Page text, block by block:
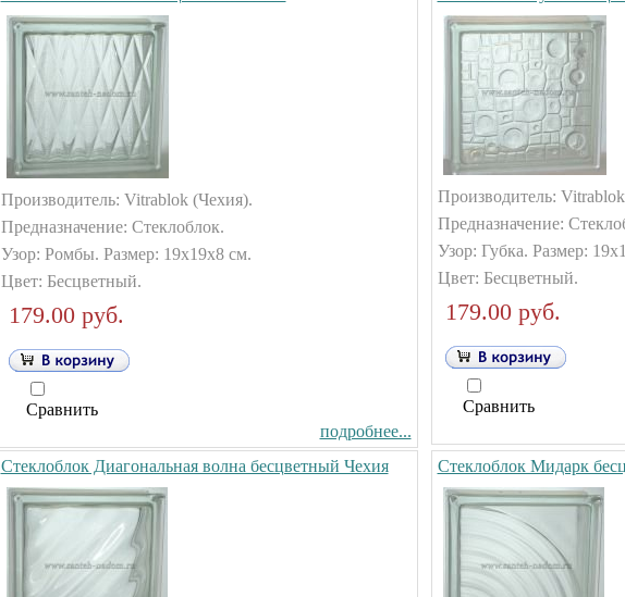
Производитель: Vitrablok (Чехия).
Предназначение: Стеклоблок.
Узор: Ромбы. Размер: 19х19х8 см.
Цвет: Бесцветный.
179.00 руб.
Сравнить
подробнее...
Производитель:
Предназначение:
Узор: Губка. Размер:
Цвет: Бесцветный.
179.00 руб.
Сравнить
Стеклоблок Диагональная волна бесцветный Чехия Стеклоблок Мидарк